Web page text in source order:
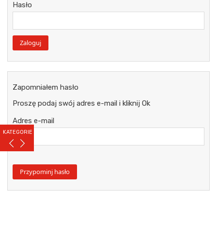
KATEGORIE
Hasło
Zapomniałem hasło
Proszę podaj swój adres e-mail i kliknij Ok
Adres e-mail